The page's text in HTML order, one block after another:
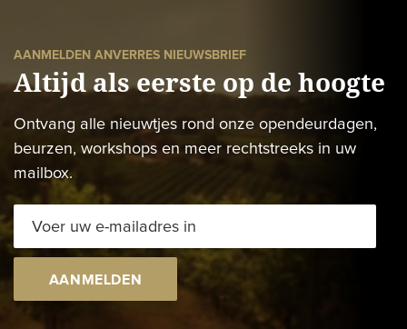
AANMELDEN ANVERRES NIEUWSBRIEF
Altijd als eerste op de hoogte
Ontvang alle nieuwtjes rond onze opendeurdagen,
beurzen, workshops en meer rechtstreeks in uw
mailbox.
AANMELDEN